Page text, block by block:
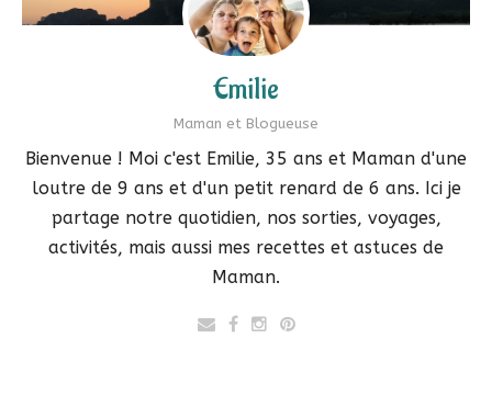
Emilie
Maman et Blogueuse
Bienvenue ! Moi c'est Emilie, 35 ans et Maman d'une
loutre de 9 ans et d'un petit renard de 6 ans. Ici je
partage notre quotidien, nos sorties, voyages,
activités, mais aussi mes recettes et astuces de
Maman.